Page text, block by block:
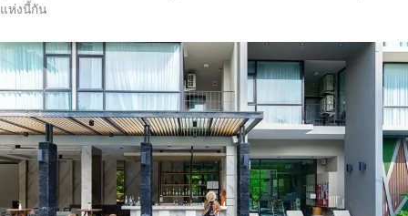
แห่งนี้กัน